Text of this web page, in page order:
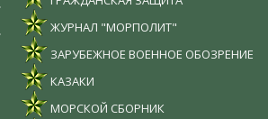
ЖУРНАЛ "МОРПОЛИТ"
ЗАРУБЕЖНОЕ ВОЕННОЕ ОБОЗРЕНИЕ
КАЗАКИ
МОРСКОЙ СБОРНИК